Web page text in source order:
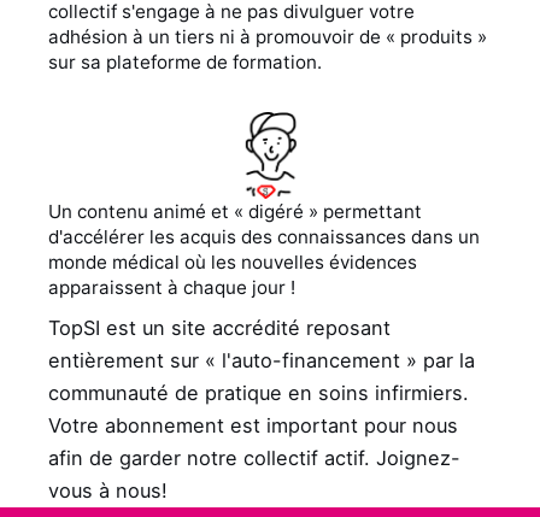
collectif s'engage à ne pas divulguer votre
adhésion à un tiers ni à promouvoir de « produits »
sur sa plateforme de formation.
Un contenu animé et « digéré » permettant
d'accélérer les acquis des connaissances dans un
monde médical où les nouvelles évidences
apparaissent à chaque jour !
TopSI est un site accrédité reposant
entièrement sur « l'auto-financement » par la
communauté de pratique en soins infirmiers.
Votre abonnement est important pour nous
afin de garder notre collectif actif. Joignez-
vous à nous!